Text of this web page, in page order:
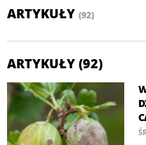
ARTYKUŁY (92)
ARTYKUŁY (92)